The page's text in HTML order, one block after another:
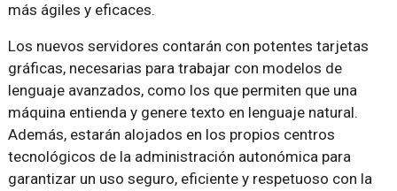
más ágiles y eficaces.
Los nuevos servidores contarán con potentes tarjetas
gráficas, necesarias para trabajar con modelos de
lenguaje avanzados, como los que permiten que una
máquina entienda y genere texto en lenguaje natural.
Además, estarán alojados en los propios centros
tecnológicos de la administración autonómica para
garantizar un uso seguro, eficiente y respetuoso con la